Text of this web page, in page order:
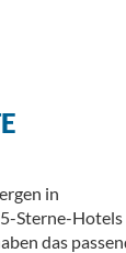
in
Sterne-Hotels
das